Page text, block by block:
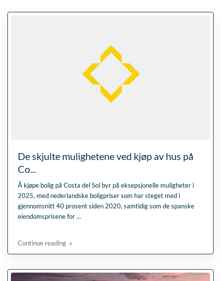
De skjulte mulighetene ved kjøp av hus på
Co...
Å kjøpe bolig på Costa del Sol byr på eksepsjonelle muligheter i
2025, med nederlandske boligpriser som har steget med i
gjennomsnitt 40 prosent siden 2020, samtidig som de spanske
eiendomsprisene for...
Continue reading